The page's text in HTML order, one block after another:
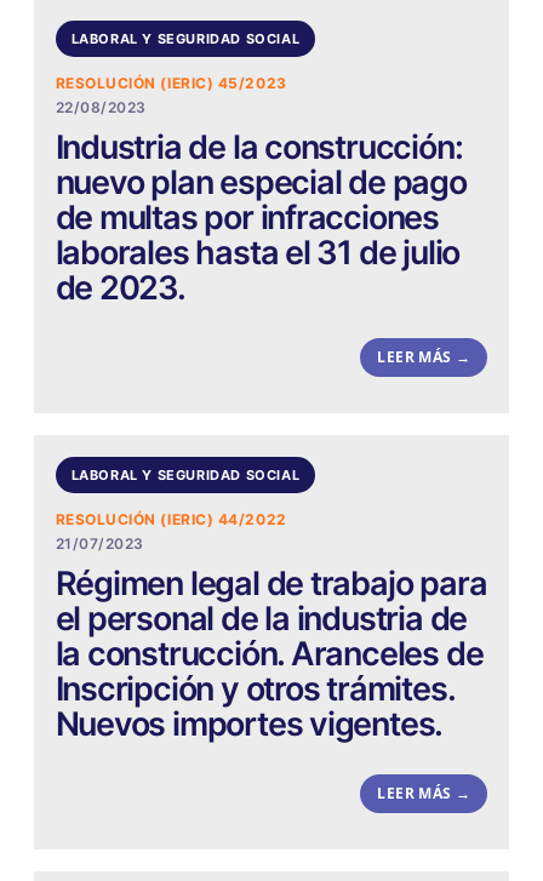
LABORAL Y SEGURIDAD SOCIAL
RESOLUCIÓN (IERIC) 45/2023
22/08/2023
Industria de la construcción:
nuevo plan especial de pago
de multas por infracciones
laborales hasta el 31 de julio
de 2023.
LEER MÁS →
LABORAL Y SEGURIDAD SOCIAL
RESOLUCIÓN (IERIC) 44/2022
21/07/2023
Régimen legal de trabajo para
el personal de la industria de
la construcción. Aranceles de
Inscripción y otros trámites.
Nuevos importes vigentes.
LEER MÁS →